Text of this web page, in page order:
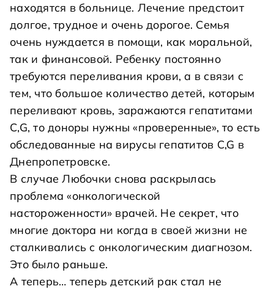
находятся в больнице. Лечение предстоит
долгое, трудное и очень дорогое. Семья
очень нуждается в помощи, как моральной,
так и финансовой. Ребенку постоянно
требуются переливания крови, а в связи с
тем, что большое количество детей, которым
переливают кровь, заражаются гепатитами
C,G, то доноры нужны «проверенные», то есть
обследованные на вирусы гепатитов C,G в
Днепропетровске.
В случае Любочки снова раскрылась
проблема «онкологической
настороженности» врачей. Не секрет, что
многие доктора ни когда в своей жизни не
сталкивались с онкологическим диагнозом.
Это было раньше.
А теперь… теперь детский рак стал не